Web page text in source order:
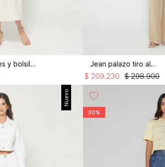
Falda midi con prenses y bolsillos Jean palazo tiro alto
$ 298.900
$ 209 230
Nuevo
30%